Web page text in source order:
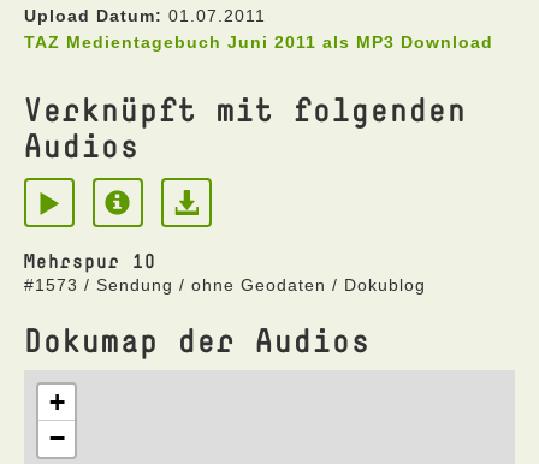
Upload Datum: 01.07.2011
TAZ Medientagebuch Juni 2011 als MP3 Download
Verknüpft mit folgenden
Audios
Mehrspur 10
#1573 / Sendung / ohne Geodaten / Dokublog
Dokumap der Audios